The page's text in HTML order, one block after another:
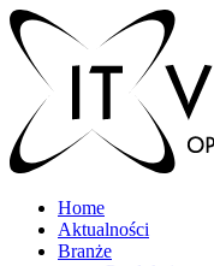
Home
Aktualności
Branże